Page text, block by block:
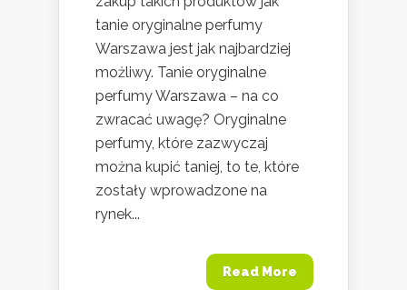
tanie oryginalne perfumy
Warszawa jest jak najbardziej
możliwy. Tanie oryginalne
perfumy Warszawa – na co
zwracać uwagę? Oryginalne
perfumy, które zazwyczaj
można kupić taniej, to te, które
zostały wprowadzone na
rynek...
Read More